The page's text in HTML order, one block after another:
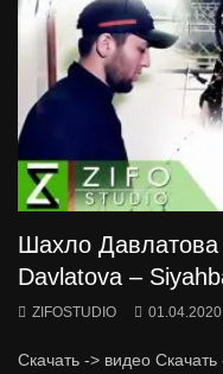
Шахло Давлатова
Davlatova –
ZIFOSTUDIO 01.04.2020
Скачать -> видео